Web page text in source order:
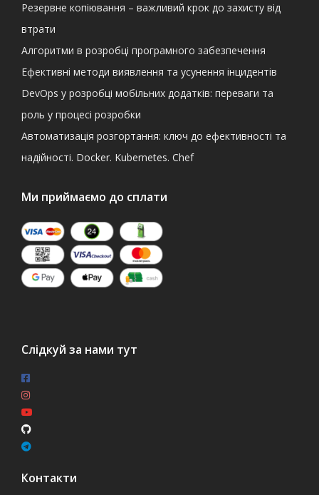
Резервне копіювання – важливий крок до захисту від
втрати
Алгоритми в розробці програмного забезпечення
Ефективні методи виявлення та усунення інцидентів
DevOps у розробці мобільних додатків: переваги та
роль у процесі розробки
Автоматизація розгортання: ключ до ефективності та
надійності. Docker. Kubernetes. Chef
Ми приймаємо до сплати
Слідкуй за нами тут
Контакти